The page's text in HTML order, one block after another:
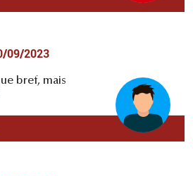
09/2023
bref, mais